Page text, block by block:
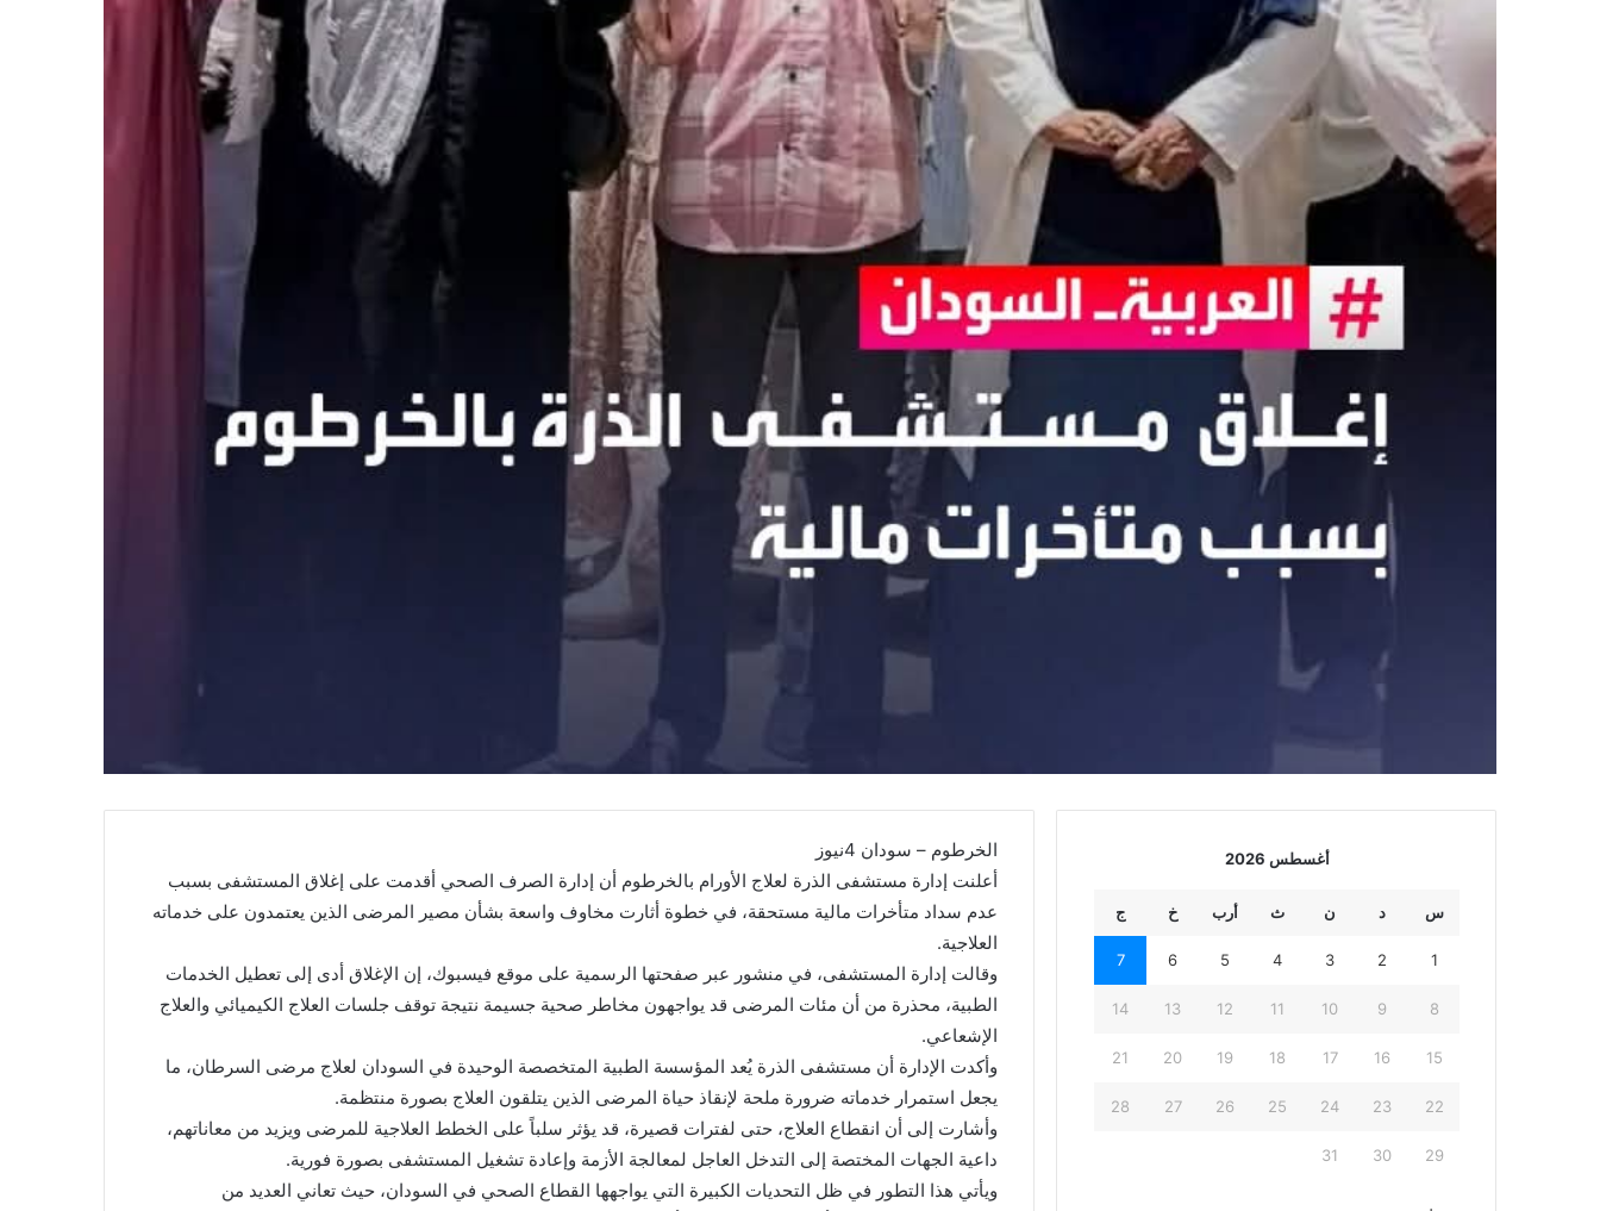
الخرطوم – سودان 4نيوز
أعلنت إدارة مستشفى الذرة لعلاج الأورام بالخرطوم أن إدارة الصرف الصحي أقدمت على إغلاق المستشفى بسبب
عدم سداد متأخرات مالية مستحقة، في خطوة أثارت مخاوف واسعة بشأن مصير المرضى الذين يعتمدون على خدماته
العلاجية.
وقالت إدارة المستشفى، في منشور عبر صفحتها الرسمية على موقع فيسبوك، إن الإغلاق أدى إلى تعطيل الخدمات
الطبية، محذرة من أن مئات المرضى قد يواجهون مخاطر صحية جسيمة نتيجة توقف جلسات العلاج الكيميائي والعلاج
الإشعاعي.
وأكدت الإدارة أن مستشفى الذرة يُعد المؤسسة الطبية المتخصصة الوحيدة في السودان لعلاج مرضى السرطان، ما
يجعل استمرار خدماته ضرورة ملحة لإنقاذ حياة المرضى الذين يتلقون العلاج بصورة منتظمة.
وأشارت إلى أن انقطاع العلاج، حتى لفترات قصيرة، قد يؤثر سلباً على الخطط العلاجية للمرضى ويزيد من معاناتهم،
داعية الجهات المختصة إلى التدخل العاجل لمعالجة الأزمة وإعادة تشغيل المستشفى بصورة فورية.
ويأتي هذا التطور في ظل التحديات الكبيرة التي يواجهها القطاع الصحي في السودان، حيث تعاني العديد من
أغسطس 2026
س د ن ث أرب خ ج
1
2
3
4
5
6
7
8
9
10
11
12
13
14
15
16
17
18
19
20
21
22
23
24
25
26
27
28
29
30
31